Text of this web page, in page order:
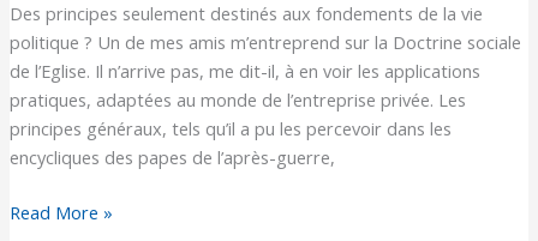
Des principes seulement destinés aux fondements de la vie
politique ? Un de mes amis m’entreprend sur la Doctrine sociale
de l’Eglise. Il n’arrive pas, me dit-il, à en voir les applications
pratiques, adaptées au monde de l’entreprise privée. Les
principes généraux, tels qu’il a pu les percevoir dans les
encycliques des papes de l’après-guerre,
:
travailler
dans
la
paix
du
c’est
Read More »